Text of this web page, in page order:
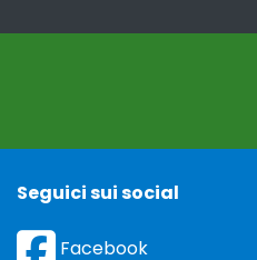
Seguici sui social
Facebook